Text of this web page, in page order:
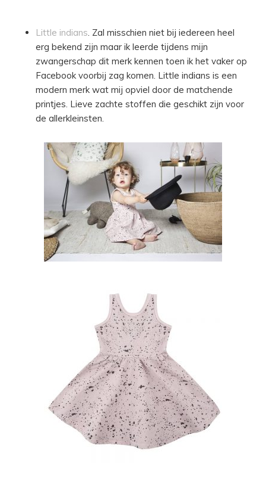
Little indians. Zal misschien niet bij iedereen heel
erg bekend zijn maar ik leerde tijdens mijn
zwangerschap dit merk kennen toen ik het vaker op
Facebook voorbij zag komen. Little indians is een
modern merk wat mij opviel door de matchende
printjes. Lieve zachte stoffen die geschikt zijn voor
de allerkleinsten.